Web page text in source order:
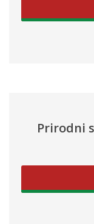
Prirodni